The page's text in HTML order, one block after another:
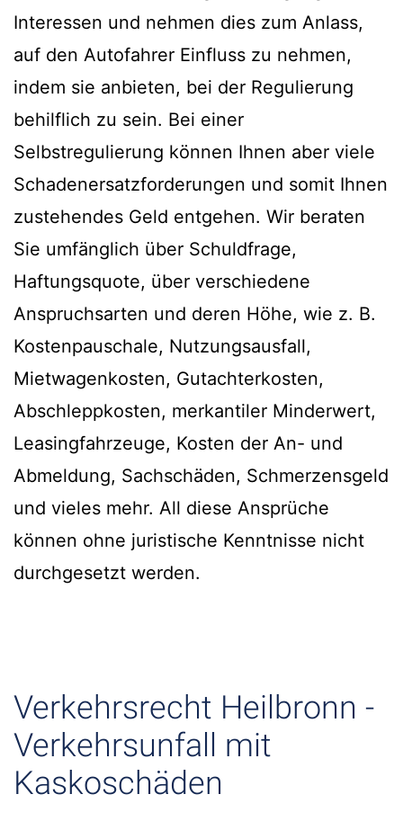
Interessen und nehmen dies zum Anlass,
auf den Autofahrer Einfluss zu nehmen,
indem sie anbieten, bei der Regulierung
behilflich zu sein. Bei einer
Selbstregulierung können Ihnen aber viele
Schadenersatzforderungen und somit Ihnen
zustehendes Geld entgehen. Wir beraten
Sie umfänglich über Schuldfrage,
Haftungsquote, über verschiedene
Anspruchsarten und deren Höhe, wie z. B.
Kostenpauschale, Nutzungsausfall,
Mietwagenkosten, Gutachterkosten,
Abschleppkosten, merkantiler Minderwert,
Leasingfahrzeuge, Kosten der An- und
Abmeldung, Sachschäden, Schmerzensgeld
und vieles mehr. All diese Ansprüche
können ohne juristische Kenntnisse nicht
durchgesetzt werden.
Verkehrsrecht Heilbronn -
Verkehrsunfall mit
Kaskoschäden